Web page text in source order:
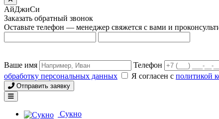
АйДжиСи
Заказать обратный звонок
Оставьте телефон — менеджер свяжется с вами и
Ваше имя Телефон
обработку персональных данных
Я согласен с политикой
Отправить заявку
Сукно